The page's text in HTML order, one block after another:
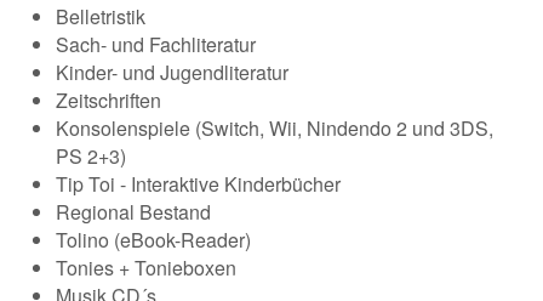
Belletristik
Sach- und Fachliteratur
Kinder- und Jugendliteratur
Zeitschriften
Konsolenspiele (Switch, Wii, Nindendo 2 und 3DS,
PS 2+3)
Tip Toi - Interaktive Kinderbücher
Regional Bestand
Tolino (eBook-Reader)
Tonies + Tonieboxen
Musik CD´s